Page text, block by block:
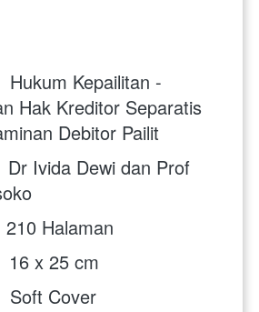
Kepailitan -
Hak Kreditor Separatis
Debitor Pailit
Ivida Dewi dan Prof
Halaman
16 x 25 cm
Soft Cover